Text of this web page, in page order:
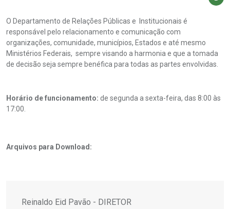
O Departamento de Relações Públicas e Institucionais é
responsável pelo relacionamento e comunicação com
organizações, comunidade, municípios, Estados e até mesmo
Ministérios Federais, sempre visando a harmonia e que a tomada
de decisão seja sempre benéfica para todas as partes envolvidas.
Horário de funcionamento: de segunda a sexta-feira, das 8:00 às
17:00.
Arquivos para Download:
Reinaldo Eid Pavão - DIRETOR